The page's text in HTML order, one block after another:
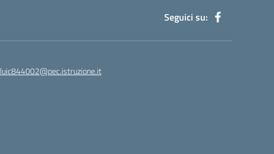
Seguici su:
luic844002@pec.istruzione.it